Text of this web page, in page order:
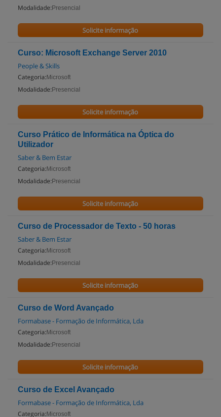
Modalidade: Presencial
Solicite informação
Curso: Microsoft Exchange Server 2010
People & Skills
Categoria: Microsoft
Modalidade: Presencial
Solicite informação
Curso Prático de Informática na Óptica do
Utilizador
Saber & Bem Estar
Categoria: Microsoft
Modalidade: Presencial
Solicite informação
Curso de Processador de Texto - 50 horas
Saber & Bem Estar
Categoria: Microsoft
Modalidade: Presencial
Solicite informação
Curso de Word Avançado
Formabase - Formação de Informática, Lda
Categoria: Microsoft
Modalidade: Presencial
Solicite informação
Curso de Excel Avançado
Formabase - Formação de Informática, Lda
Categoria: Microsoft